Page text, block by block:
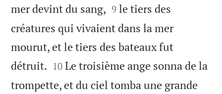
mer devint du sang, 

9 le tiers des
créatures qui vivaient dans la mer
mourut, et le tiers des bateaux fut
détruit. 

10 Le troisième ange sonna de la
trompette, et du ciel tomba une grande